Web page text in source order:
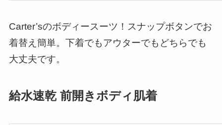
Carter’sのボディースーツ！スナップボタンでお
着替え簡単。下着でもアウターでもどちらでも
大丈夫です。
給水速乾 前開きボディ肌着